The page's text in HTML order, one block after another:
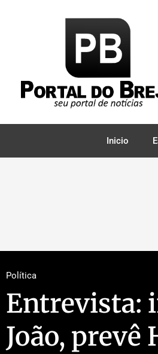
Inicio
Política
Entrevista:
João, prevê